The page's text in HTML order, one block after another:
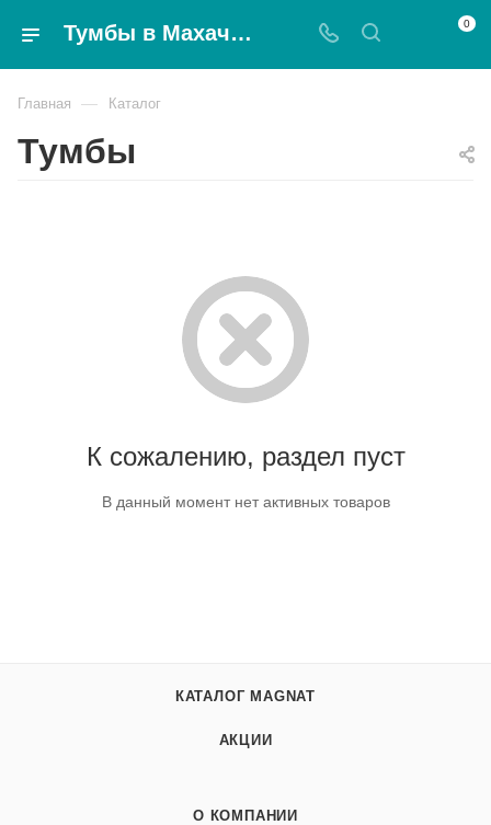
Тумбы в Махачкале по доступным ценам - Magnat 0
Главная — Каталог
Тумбы
К сожалению, раздел пуст
В данный момент нет активных товаров
КАТАЛОГ MAGNAT
АКЦИИ
О КОМПАНИИ